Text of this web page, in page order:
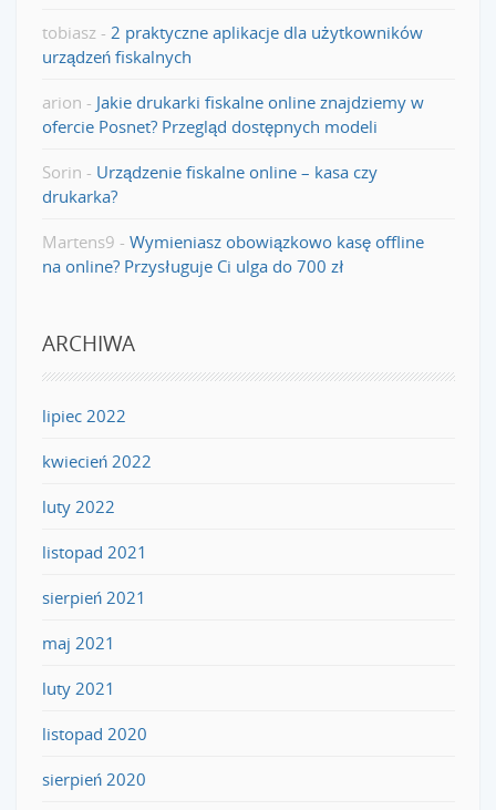
tobiasz- 2 praktyczne aplikacje dla użytkowników
urządzeń fiskalnych
arion - Jakie drukarki fiskalne online znajdziemy w
ofercie Posnet? Przegląd dostępnych modeli
Sorin - Urządzenie fiskalne online – kasa czy
drukarka?
Martens9 - Wymieniasz obowiązkowo kasę offline
na online? Przysługuje Ci ulga do 700 zł
ARCHIWA
lipiec 2022
kwiecień 2022
luty 2022
listopad 2021
sierpień 2021
maj 2021
luty 2021
listopad 2020
sierpień 2020